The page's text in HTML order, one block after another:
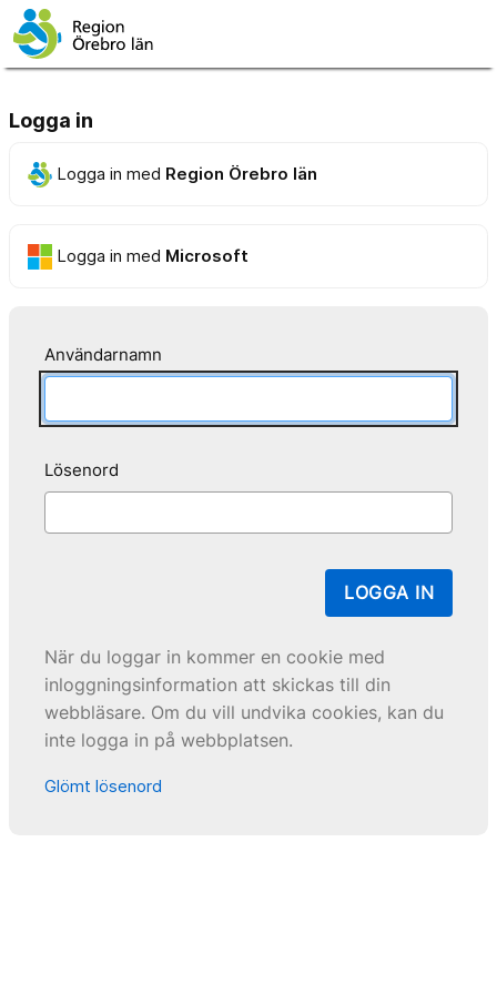
Logga in
Logga in med Region Örebro län
Logga in med Microsoft
Användarnamn
Lösenord
LOGGA IN
När du loggar in kommer en cookie med
inloggningsinformation att skickas till din
webbläsare. Om du vill undvika cookies, kan du
inte logga in på webbplatsen.
Glömt lösenord